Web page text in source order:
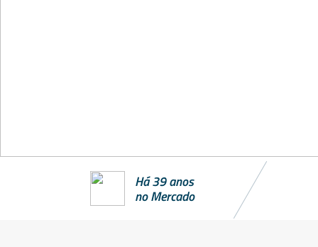
Há 39 anos
no Mercado